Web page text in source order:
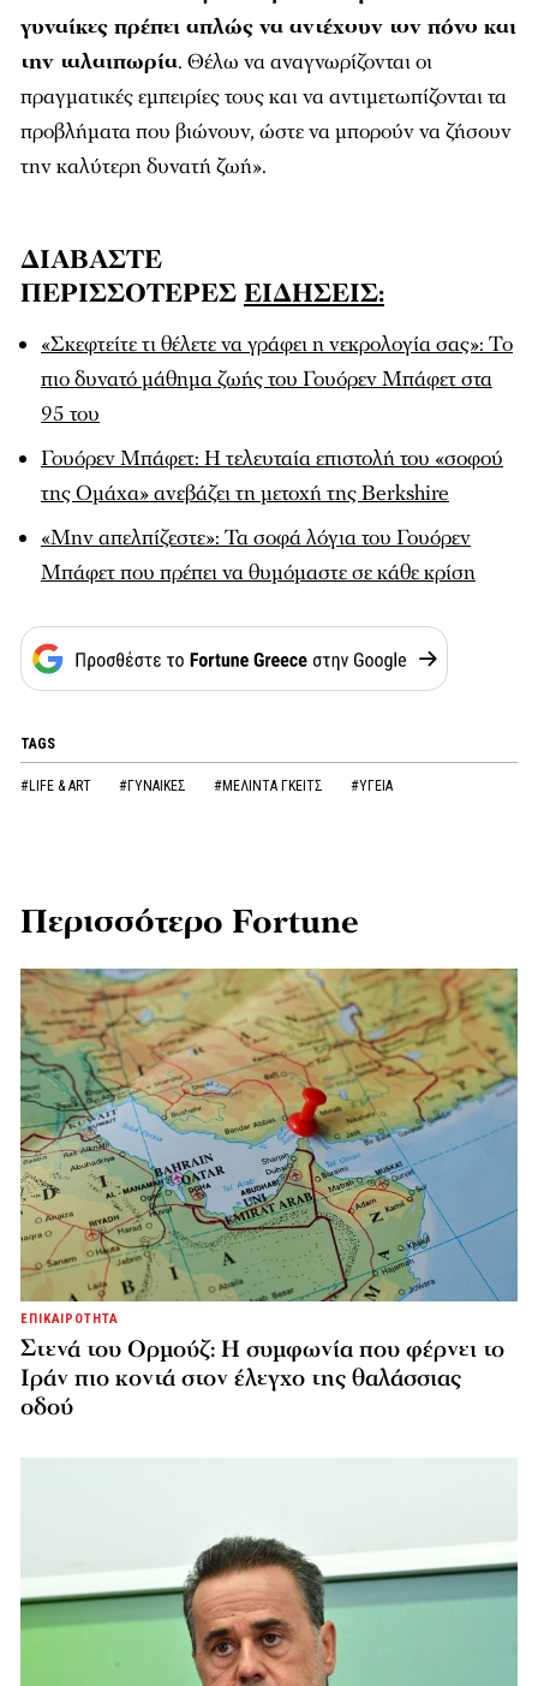
γυναίκες πρέπει απλώς να αντέχουν τον πόνο και
την ταλαιπωρία. Θέλω να αναγνωρίζονται οι
πραγματικές εμπειρίες τους και να αντιμετωπίζονται τα
προβλήματα που βιώνουν, ώστε να μπορούν να ζήσουν
την καλύτερη δυνατή ζωή».
ΔΙΑΒΑΣΤΕ
ΠΕΡΙΣΣΟΤΕΡΕΣ ΕΙΔΗΣΕΙΣ:
«Σκεφτείτε τι θέλετε να γράφει η νεκρολογία σας»: Το
πιο δυνατό μάθημα ζωής του Γουόρεν Μπάφετ στα
95 του
Γουόρεν Μπάφετ: Η τελευταία επιστολή του «σοφού
της Ομάχα» ανεβάζει τη μετοχή της Berkshire
«Μην απελπίζεστε»: Τα σοφά λόγια του Γουόρεν
Μπάφετ που πρέπει να θυμόμαστε σε κάθε κρίση
TAGS
#LIFE & ART #ΓΥΝΑΙΚΕΣ #ΜΕΛΙΝΤΑ ΓΚΕΙΤΣ #ΥΓΕΙΑ
Περισσότερο Fortune
ΕΠΙΚΑΙΡΟΤΗΤΑ
Στενά του Ορμούζ: Η συμφωνία που φέρνει το
Ιράν πιο κοντά στον έλεγχο της θαλάσσιας
οδού